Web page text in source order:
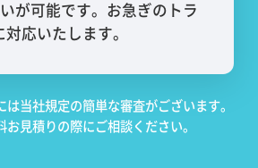
が可能です。お急ぎのトラ
応いたします。
当社規定の簡単な審査がございます。
見積りの際にご相談ください。